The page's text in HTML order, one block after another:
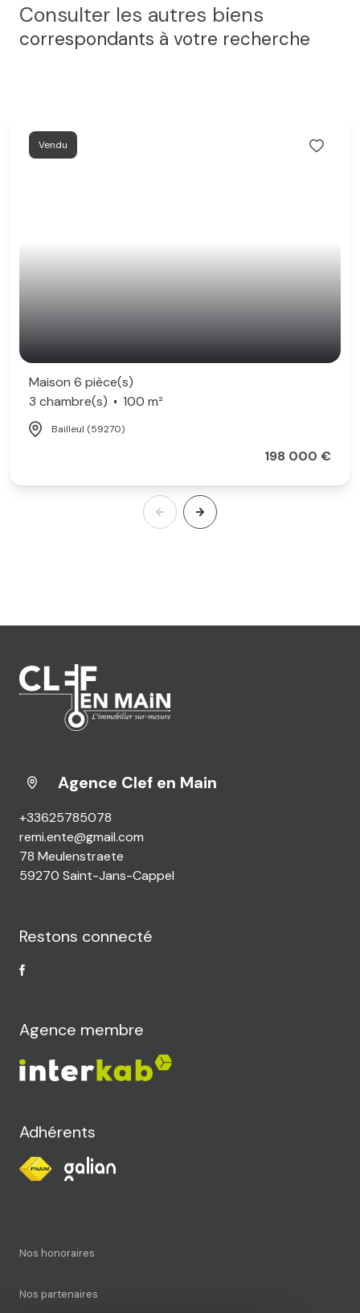
Consulter les autres biens
correspondants à votre recherche
Vendu
Maison 6 pièce(s)
3 chambre(s)
100 m²
Bailleul (59270)
198 000 €
Agence Clef en Main
+33625785078
remi.ente@gmail.com
78 Meulenstraete
59270 Saint-Jans-Cappel
Restons connecté
Agence membre
Adhérents
Nos honoraires
Nos partenaires